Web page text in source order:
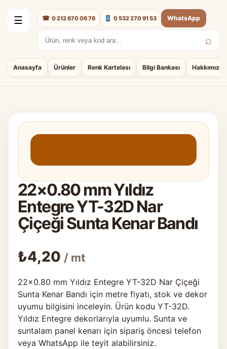
☰
Anasayfa Ürünler Renk Kartelası Bilgi Bankası Hakkımızda
Arama: ⌕
☎ 0 212 670 06 76 0 532 270 91 53 WhatsApp
22×0.80 mm Yıldız
Entegre YT-32D Nar
Çiçeği Sunta Kenar Bandı
₺4,20 / mt
22×0.80 mm Yıldız Entegre YT-32D Nar Çiçeği
Sunta Kenar Bandı için metre fiyatı, stok ve dekor
uyumu bilgisini inceleyin. Ürün kodu YT-32D.
Yıldız Entegre dekorlarıyla uyumlu. Sunta ve
suntalam panel kenarı için sipariş öncesi telefon
veya WhatsApp ile teyit alabilirsiniz.